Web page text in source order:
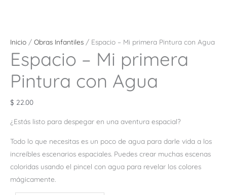
Inicio / Obras Infantiles / Espacio – Mi primera Pintura con Agua
Espacio – Mi primera
Pintura con Agua
$ 22.00
¿Estás listo para despegar en una aventura espacial?
Todo lo que necesitas es un poco de agua para darle vida a los
increíbles escenarios espaciales. Puedes crear muchas escenas
coloridas usando el pincel con agua para revelar los colores
mágicamente.